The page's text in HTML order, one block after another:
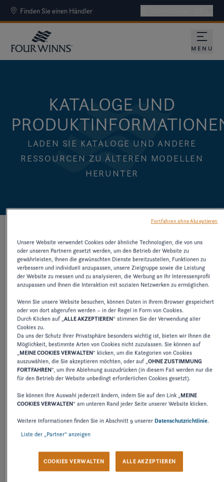
Finden Sie einen Händler
MENU
KATALOGE UND
LADEN SIE KATALOGE UND ANDERE
RESSOURCEN ZU ÄLTEREN MODELLEN
HERUNTER
2027 2026 2025 2024
BEDIENUNGSANLEITUNG
170-180-190 HORIZION SPORTBOATS
ADDENDUM
HERUNTERLADEN
BEDIENUNGSANLEITUNG
258-278 VISTA
HERUNTERLADEN
Unsere Website verwendet Cookies oder ähnliche Technologien, die von uns
oder unseren Partnern gesetzt werden, um den Betrieb der Website zu
gewährleisten, Ihnen die gewünschten Dienste bereitzustellen, Funktionen zu
verbessern und individuell anzupassen, unsere Zielgruppe sowie die Leistung
der Website zu messen und zu analysieren, die Werbung an Ihr Interessenprofil
anzupassen und Ihnen die Interaktion mit sozialen Netzwerken zu ermöglichen.
Wenn Sie unsere Website besuchen, können Daten in Ihrem Browser gespeichert
oder von dort abgerufen werden – in der Regel in Form von Cookies.
Durch Klicken auf „ALLE AKZEPTIEREN“ stimmen Sie der Verwendung aller
Cookies zu.
Da uns der Schutz Ihrer Privatsphäre besonders wichtig ist, bieten wir Ihnen die
Möglichkeit, bestimmte Arten von Cookies nicht zuzulassen. Sie können auf
„MEINE COOKIES VERWALTEN“ klicken, um die Kategorien von Cookies
auszuwählen, die Sie akzeptieren möchten, oder auf „OHNE ZUSTIMMUNG
FORTFAHREN“, um Ihre Ablehnung auszudrücken (in diesem Fall werden nur die
für den Betrieb der Website unbedingt erforderlichen Cookies gesetzt).
Sie können Ihre Auswahl jederzeit ändern, indem Sie auf den Link „MEINE
COOKIES VERWALTEN“ am unteren Rand jeder Seite unserer Website klicken.
Weitere Informationen finden Sie in Abschnitt 9 unserer Datenschutzrichtlinie.
Liste der „Partner“ anzeigen
COOKIES VERWALTEN ALLE AKZEPTIEREN
Fortfahren ohne Akzeptieren